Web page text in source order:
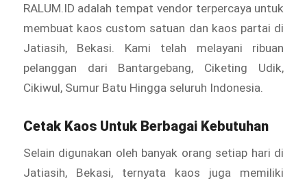
RALUM.ID adalah tempat vendor terpercaya untuk
membuat kaos custom satuan dan kaos partai di
Jatiasih, Bekasi. Kami telah melayani ribuan
pelanggan dari Bantargebang, Ciketing Udik,
Cikiwul, Sumur Batu Hingga seluruh Indonesia.
Cetak Kaos Untuk Berbagai Kebutuhan
Selain digunakan oleh banyak orang setiap hari di
Jatiasih, Bekasi, ternyata kaos juga memiliki